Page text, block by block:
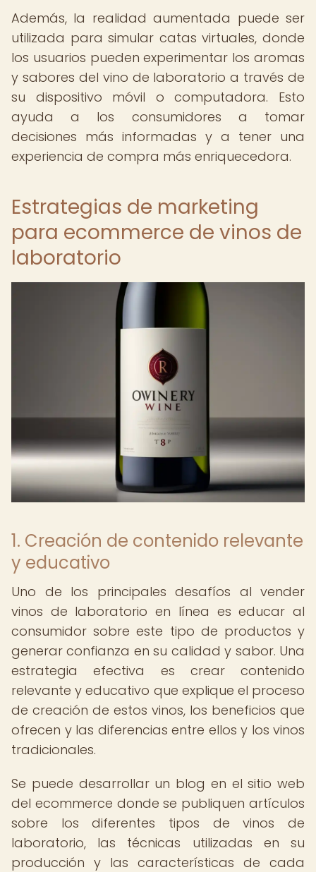
Además, la realidad aumentada puede ser
utilizada para simular catas virtuales, donde
los usuarios pueden experimentar los aromas
y sabores del vino de laboratorio a través de
su dispositivo móvil o computadora. Esto
ayuda a los consumidores a tomar
decisiones más informadas y a tener una
experiencia de compra más enriquecedora.
Estrategias de marketing
para ecommerce de vinos de
laboratorio
1. Creación de contenido relevante
y educativo
Uno de los principales desafíos al vender
vinos de laboratorio en línea es educar al
consumidor sobre este tipo de productos y
generar confianza en su calidad y sabor. Una
estrategia efectiva es crear contenido
relevante y educativo que explique el proceso
de creación de estos vinos, los beneficios que
ofrecen y las diferencias entre ellos y los vinos
tradicionales.
Se puede desarrollar un blog en el sitio web
del ecommerce donde se publiquen artículos
sobre los diferentes tipos de vinos de
laboratorio, las técnicas utilizadas en su
producción y las características de cada